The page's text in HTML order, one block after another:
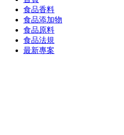
食品香料
食品添加物
食品原料
食品法規
最新專案